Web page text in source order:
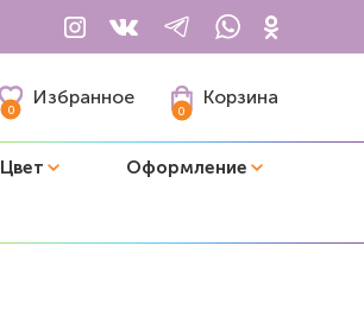
0
Избранное
0
Корзина
Цвет Оформление